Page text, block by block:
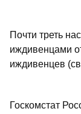
Почти треть
иждивенцами
иждивенцев
Госкомстат